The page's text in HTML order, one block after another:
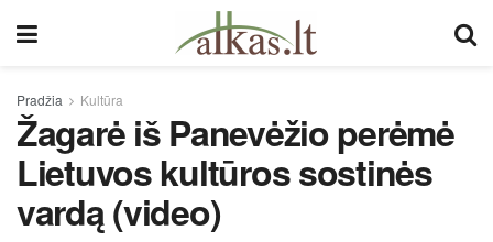
Pradžia Kultūra
Žagarė iš Panevėžio perėmė
Lietuvos kultūros sostinės
vardą (video)